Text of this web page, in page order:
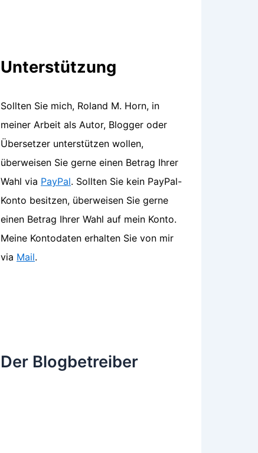
Unterstützung
Sollten Sie mich, Roland M. Horn, in
meiner Arbeit als Autor, Blogger oder
Übersetzer unterstützen wollen,
überweisen Sie gerne einen Betrag Ihrer
Wahl via PayPal. Sollten Sie kein PayPal-
Konto besitzen, überweisen Sie gerne
einen Betrag Ihrer Wahl auf mein Konto.
Meine Kontodaten erhalten Sie von mir
via Mail.
Der Blogbetreiber